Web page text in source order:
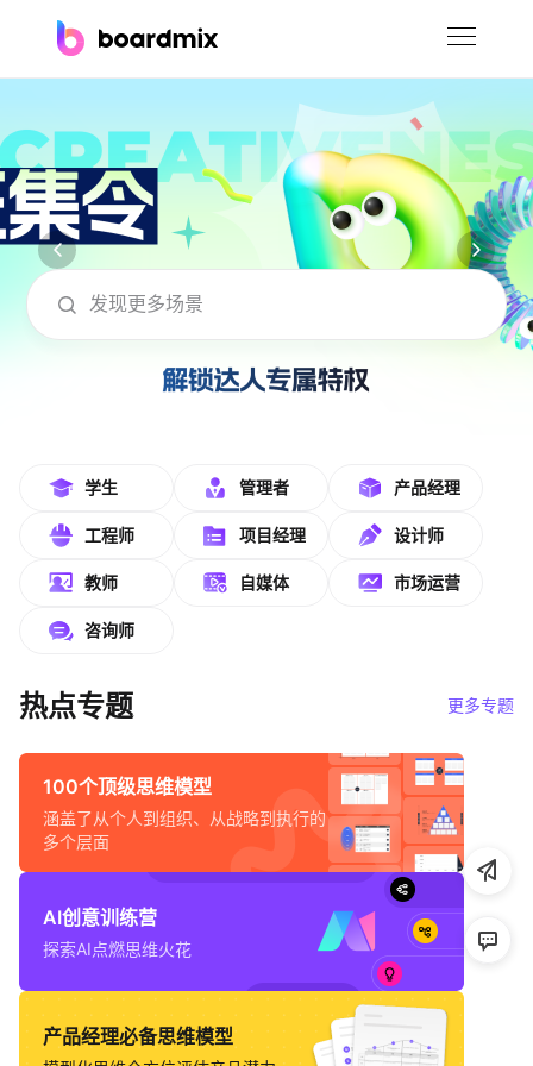
社区资源
下载
会员
企业服务
帮助中心
知识分享社区
boardmix在线模板社区-海量模板免费下
学生 管理者 产品经理
工程师 项目经理 设计师
教师 自媒体 市场运营
咨询师
热点专题 更多专题
100个顶级思维模型
涵盖了从个人到组织、从战略到执行的
多个层面
AI创意训练营
探索AI点燃思维火花
产品经理必备思维模型